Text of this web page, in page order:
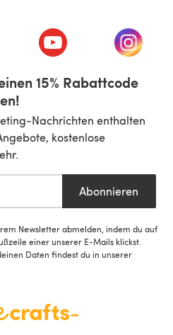
neuen Tab)
sich in einem neuen Tab)
(öffnet sich in einem
(öffnet
15% Rabattcode
Nachrichten enthalten
kostenlose
Abonnieren
Newsletter abmelden, indem du auf
einer unserer E-Mails klickst.
Daten findest du in unserer